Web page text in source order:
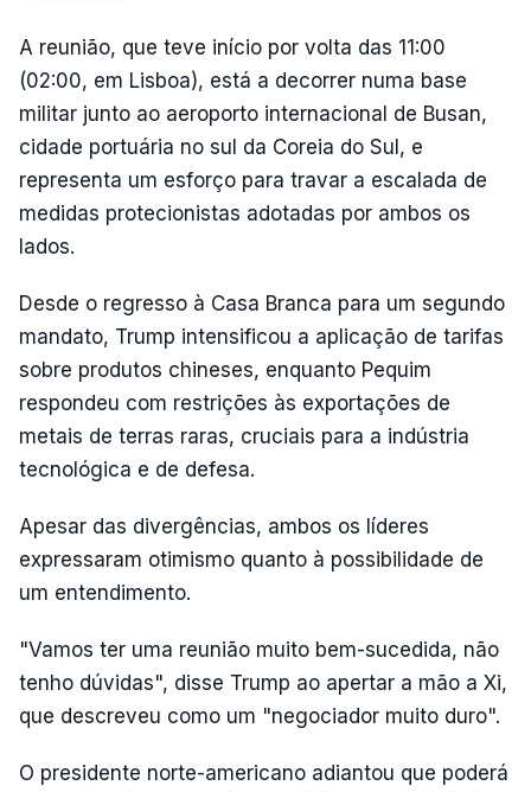
A reunião, que teve início por volta das 11:00
(02:00, em Lisboa), está a decorrer numa base
militar junto ao aeroporto internacional de Busan,
cidade portuária no sul da Coreia do Sul, e
representa um esforço para travar a escalada de
medidas protecionistas adotadas por ambos os
lados.
Desde o regresso à Casa Branca para um segundo
mandato, Trump intensificou a aplicação de tarifas
sobre produtos chineses, enquanto Pequim
respondeu com restrições às exportações de
metais de terras raras, cruciais para a indústria
tecnológica e de defesa.
Apesar das divergências, ambos os líderes
expressaram otimismo quanto à possibilidade de
um entendimento.
"Vamos ter uma reunião muito bem-sucedida, não
tenho dúvidas", disse Trump ao apertar a mão a Xi,
que descreveu como um "negociador muito duro".
O presidente norte-americano adiantou que poderá